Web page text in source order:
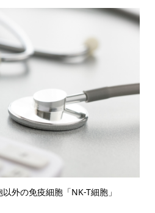
外の免疫細胞「NK-T細胞」